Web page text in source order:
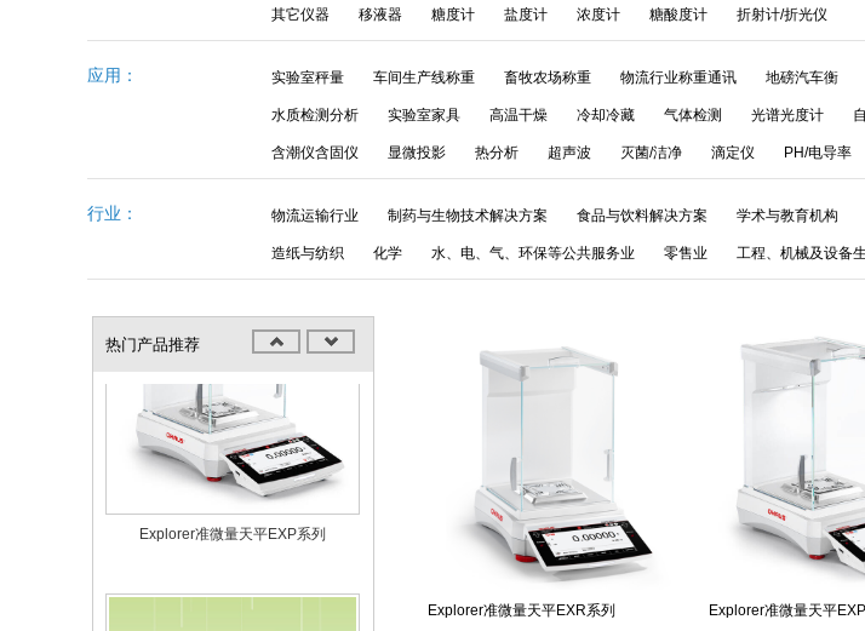
其它仪器 移液器 糖度计 盐度计 浓度计 糖酸度计 折射计/折光仪
应用： 实验室秤量 车间生产线称重 畜牧农场称重 物流行业称重通讯 地磅汽车衡
水质检测分析 实验室家具 高温干燥 冷却冷藏 气体检测 光谱光度计
含潮仪含固仪 显微投影 热分析 超声波 灭菌/洁净 滴定仪 PH/电导率
行业： 物流运输行业 制药与生物技术解决方案 食品与饮料解决方案 学术与教育机构
造纸与纺织 化学 水、电、气、环保等公共服务业 零售业 工程、机械及设备
热门产品推荐
Explorer准微量天平EXR系列
Explorer准微量天平EXP系列
Explorer准微量天平EXR系列 Explorer准微量天平